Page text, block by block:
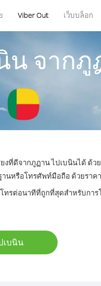
Viber Out เว็บบล็อก
น จาก
ดีจากภูฏาน ไปเบนินได้ ด้วย
หรือโทรศัพท์มือถือ ด้วยราคา
ทรต่อนาทีที่ถูกที่สุดสำหรับการ
เบนิน